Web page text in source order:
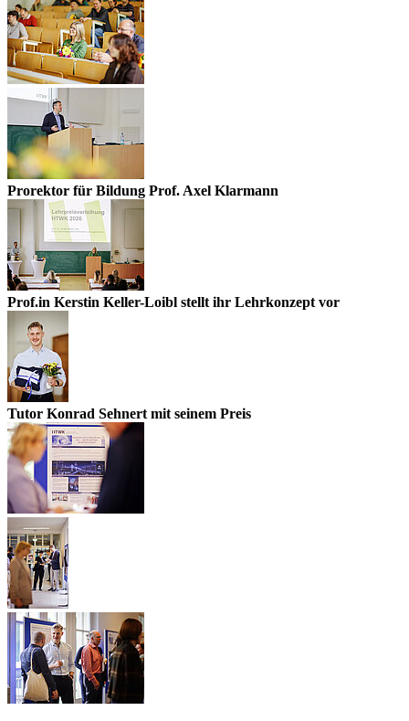
Prorektor für Bildung Prof. Axel Klarmann
Prof.in Kerstin Keller-Loibl stellt ihr Lehrkonzept vor
Tutor Konrad Sehnert mit seinem Preis